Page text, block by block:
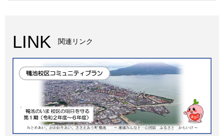
LINK 関連リンク